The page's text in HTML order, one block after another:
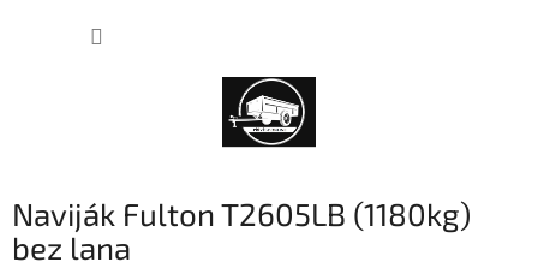
Naviják Fulton T2605LB (1180kg)
bez lana